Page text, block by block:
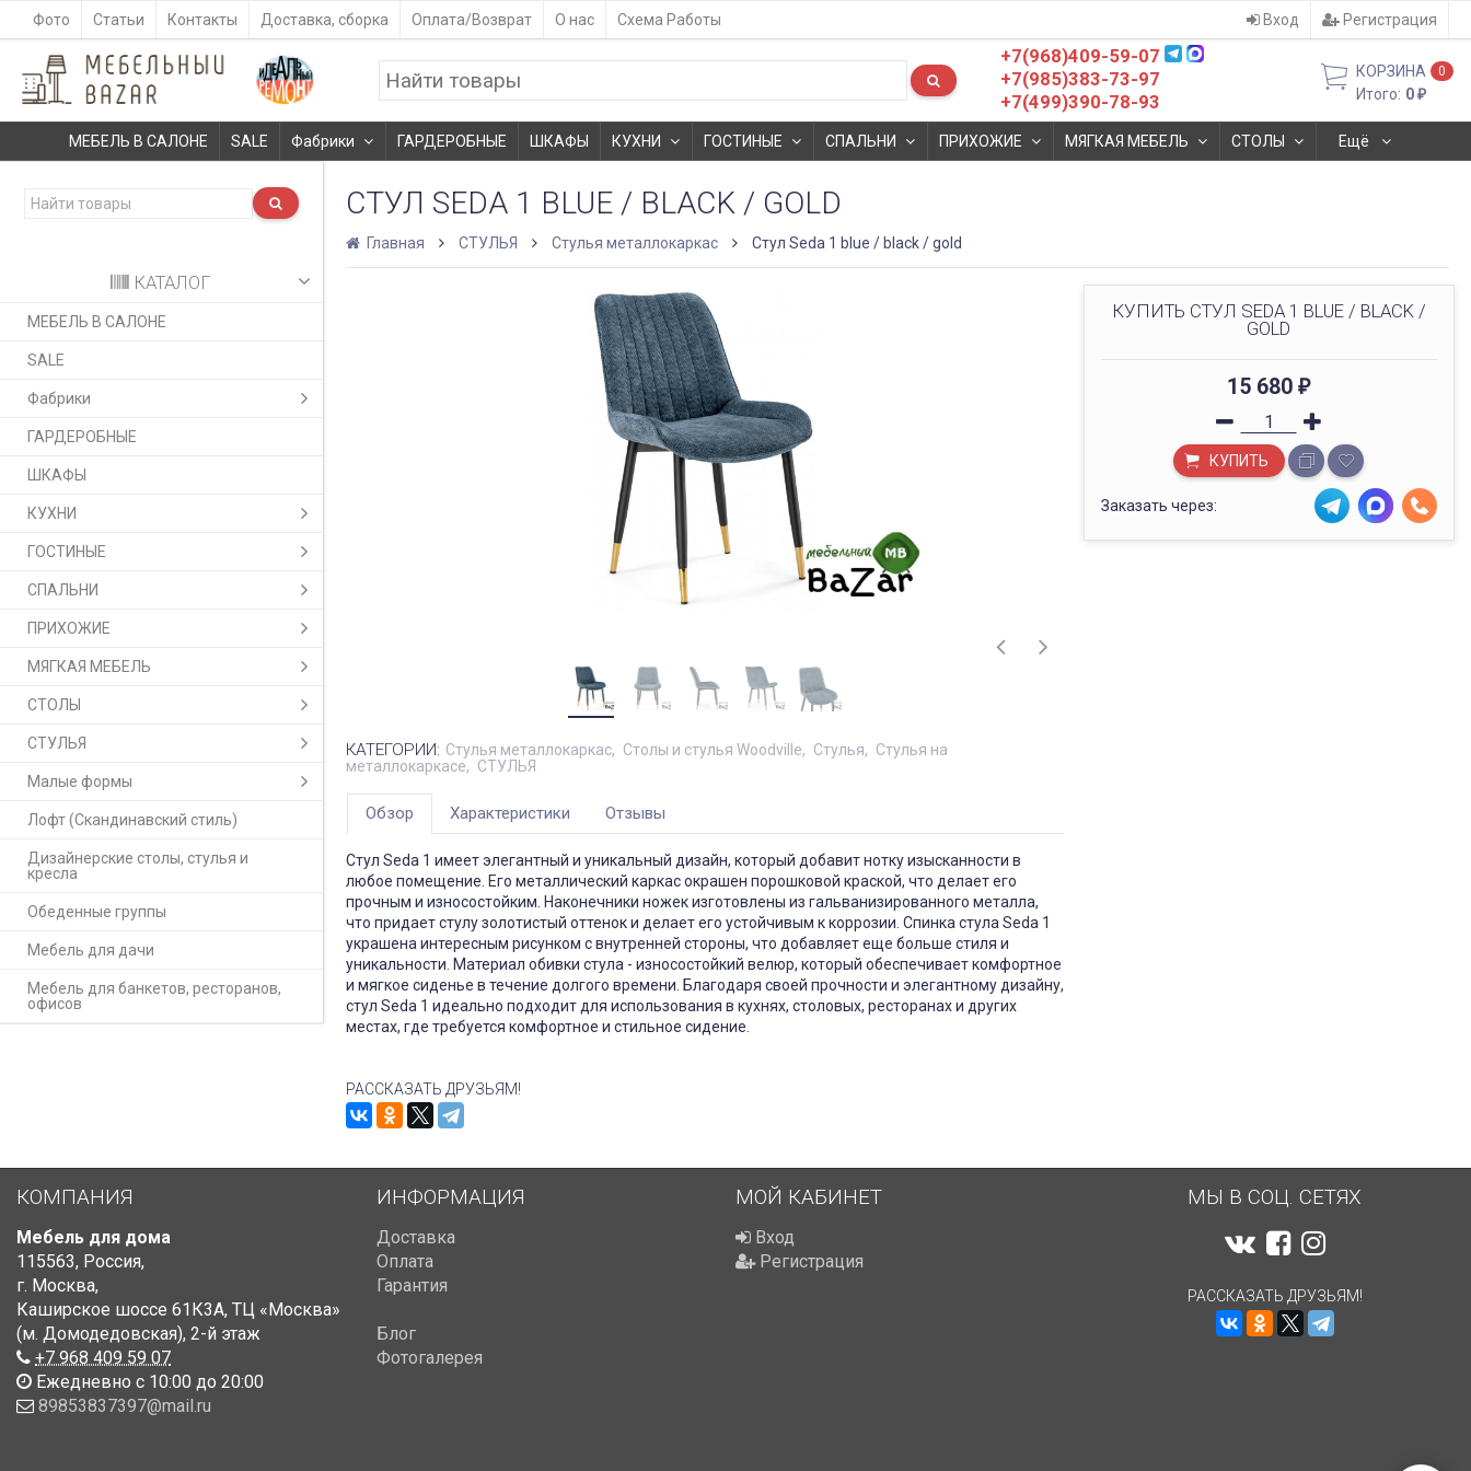
Фото Статьи Контакты Доставка, сборка Оплата/Возврат О нас Схема Работы Вход Регистрация
+7(968)409-59-07
+7(985)383-73-97
+7(499)390-78-93
КОРЗИНА 0
Итого: 0₽
МЕБЕЛЬ В САЛОНЕ SALE Фабрики ГАРДЕРОБНЫЕ ШКАФЫ КУХНИ ГОСТИНЫЕ СПАЛЬНИ ПРИХОЖИЕ МЯГКАЯ МЕБЕЛЬ СТОЛЫ Ещё
КАТАЛОГ
МЕБЕЛЬ В САЛОНЕ
SALE
Фабрики
ГАРДЕРОБНЫЕ
ШКАФЫ
КУХНИ
ГОСТИНЫЕ
СПАЛЬНИ
ПРИХОЖИЕ
МЯГКАЯ МЕБЕЛЬ
СТОЛЫ
СТУЛЬЯ
Малые формы
Лофт (Скандинавский стиль)
Дизайнерские столы, стулья и
кресла
Обеденные группы
Мебель для дачи
Мебель для банкетов, ресторанов,
офисов
СТУЛ SEDA 1 BLUE / BLACK / GOLD
Главная СТУЛЬЯ Стулья металлокаркас Стул Seda 1 blue / black / gold
КУПИТЬ СТУЛ SEDA 1 BLUE / BLACK /
GOLD
15 680₽
КУПИТЬ
Заказать через:
КАТЕГОРИИ: Стулья металлокаркас Столы и стулья Woodville Стулья
Стулья на
металлокаркасе
СТУЛЬЯ
Обзор Характеристики Отзывы
Стул Seda 1 имеет элегантный и уникальный дизайн, который добавит нотку изысканности в
любое помещение. Его металлический каркас окрашен порошковой краской, что делает его
прочным и износостойким. Наконечники ножек изготовлены из гальванизированного металла,
что придает стулу золотистый оттенок и делает его устойчивым к коррозии. Спинка стула Seda 1
украшена интересным рисунком с внутренней стороны, что добавляет еще больше стиля и
уникальности. Материал обивки стула - износостойкий велюр, который обеспечивает комфортное
и мягкое сиденье в течение долгого времени. Благодаря своей прочности и элегантному дизайну,
стул Seda 1 идеально подходит для использования в кухнях, столовых, ресторанах и других
местах, где требуется комфортное и стильное сидение.
РАССКАЗАТЬ ДРУЗЬЯМ!
КОМПАНИЯ
Мебель для дома
115563, Россия,
г. Москва,
Каширское шоссе 61К3А, ТЦ «Москва»
(м. Домодедовская), 2-й этаж
+7 968 409 59 07
Ежедневно с 10:00 до 20:00
89853837397@mail.ru
ИНФОРМАЦИЯ
Доставка
Оплата
Гарантия
Блог
Фотогалерея
МОЙ КАБИНЕТ
Вход
Регистрация
МЫ В СОЦ. СЕТЯХ
РАССКАЗАТЬ ДРУЗЬЯМ!